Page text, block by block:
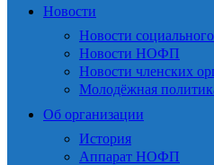
Новости
Новости
Новости НОФП
Новости членских
Молодёжная
Об организации
История
Аппарат НОФП